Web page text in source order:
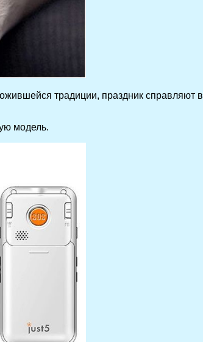
традиции, праздник справляют
модель.